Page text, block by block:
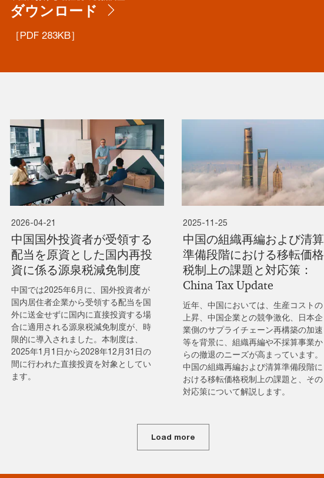
ダウンロード
［PDF 283KB］
2026-04-21
中国国外投資者が受領する
配当を原資とした国内再投
資に係る源泉税減免制度
中国では2025年6月に、国外投資者が
国内居住者企業から受領する配当を国
外に送金せずに国内に直接投資する場
合に適用される源泉税減免制度が、時
限的に導入されました。本制度は、
2025年1月1日から2028年12月31日の
間に行われた直接投資を対象としてい
ます。
2025-11-25
中国の組織再編および清算
準備段階における移転価格
税制上の課題と対応策：
China Tax Update
近年、中国においては、生産コストの
上昇、中国企業との競争激化、日本企
業側のサプライチェーン再構築の加速
等を背景に、組織再編や不採算事業か
らの撤退のニーズが高まっています。
中国の組織再編および清算準備段階に
おける移転価格税制上の課題と、その
対応策について解説します。
Load more